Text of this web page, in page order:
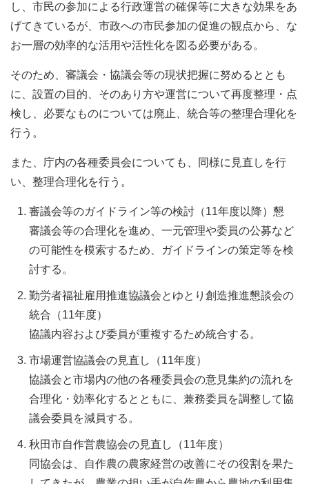
し、市民の参加による行政運営の確保等に大きな効果をあ
げてきているが、市政への市民参加の促進の観点から、な
お一層の効率的な活用や活性化を図る必要がある。
そのため、審議会・協議会等の現状把握に努めるととも
に、設置の目的、そのあり方や運営について再度整理・点
検し、必要なものについては廃止、統合等の整理合理化を
行う。
また、庁内の各種委員会についても、同様に見直しを行
い、整理合理化を行う。
審議会等のガイドライン等の検討（11年度以降）懇
審議会等の合理化を進め、一元管理や委員の公募など
の可能性を模索するため、ガイドラインの策定等を検
討する。
勤労者福祉雇用推進協議会とゆとり創造推進懇談会の
統合（11年度）
協議内容および委員が重複するため統合する。
市場運営協議会の見直し（11年度）
協議会と市場内の他の各種委員会の意見集約の流れを
合理化・効率化するとともに、兼務委員を調整して協
議会委員を減員する。
秋田市自作営農協会の見直し（11年度）
同協会は、自作農の農家経営の改善にその役割を果た